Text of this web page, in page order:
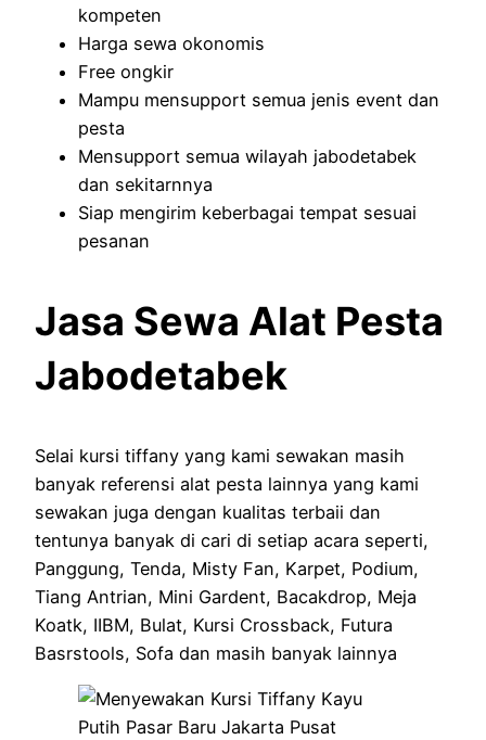
kompeten
Harga sewa okonomis
Free ongkir
Mampu mensupport semua jenis event dan
pesta
Mensupport semua wilayah jabodetabek
dan sekitarnnya
Siap mengirim keberbagai tempat sesuai
pesanan
Jasa Sewa Alat Pesta
Jabodetabek
Selai kursi tiffany yang kami sewakan masih
banyak referensi alat pesta lainnya yang kami
sewakan juga dengan kualitas terbaii dan
tentunya banyak di cari di setiap acara seperti,
Panggung, Tenda, Misty Fan, Karpet, Podium,
Tiang Antrian, Mini Gardent, Bacakdrop, Meja
Koatk, IIBM, Bulat, Kursi Crossback, Futura
Basrstools, Sofa dan masih banyak lainnya